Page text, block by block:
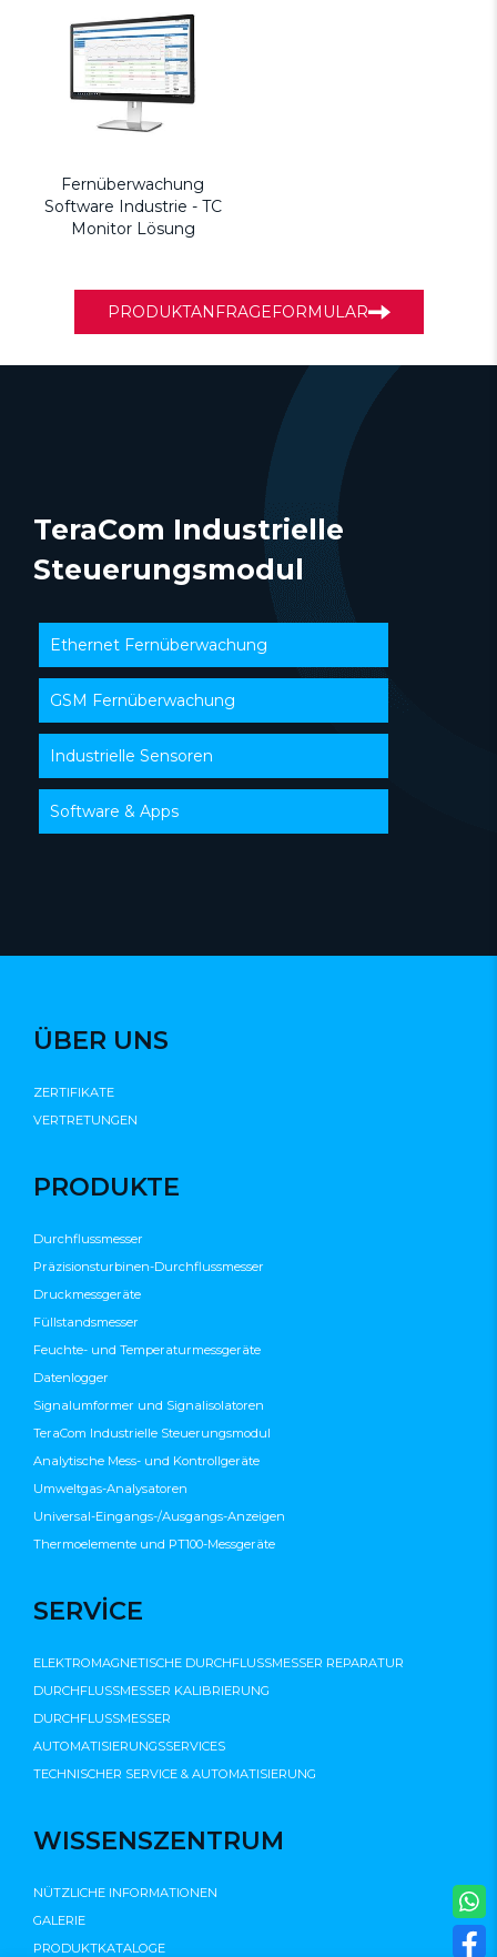
Fernüberwachung
Software Industrie - TC
Monitor Lösung
PRODUKTANFRAGEFORMULAR
TeraCom Industrielle
Steuerungsmodul
Ethernet Fernüberwachung
GSM Fernüberwachung
Industrielle Sensoren
Software & Apps
ÜBER UNS
ZERTIFIKATE
VERTRETUNGEN
PRODUKTE
Durchflussmesser
Präzisionsturbinen-Durchflussmesser
Druckmessgeräte
Füllstandsmesser
Feuchte- und Temperaturmessgeräte
Datenlogger
Signalumformer und Signalisolatoren
TeraCom Industrielle Steuerungsmodul
Analytische Mess- und Kontrollgeräte
Umweltgas-Analysatoren
Universal-Eingangs-/Ausgangs-Anzeigen
Thermoelemente und PT100-Messgeräte
SERVİCE
ELEKTROMAGNETISCHE DURCHFLUSSMESSER REPARATUR
DURCHFLUSSMESSER KALIBRIERUNG
DURCHFLUSSMESSER
AUTOMATISIERUNGSSERVICES
TECHNISCHER SERVICE & AUTOMATISIERUNG
WISSENSZENTRUM
NÜTZLICHE INFORMATIONEN
GALERIE
PRODUKTKATALOGE